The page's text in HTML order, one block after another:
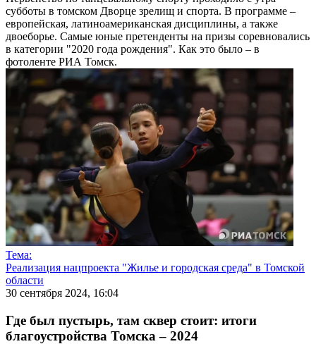
субботы в томском Дворце зрелищ и спорта. В программе –
европейская, латиноамериканская дисциплины, а также
двоеборье. Самые юные претенденты на призы соревновались
в категории "2020 года рождения". Как это было – в
фотоленте РИА Томск.
Тема:
Реализация нацпроекта "Жилье и городская среда" в Томской
области
30 сентября 2024, 16:04
Где был пустырь, там сквер стоит: итоги
благоустройства Томска – 2024